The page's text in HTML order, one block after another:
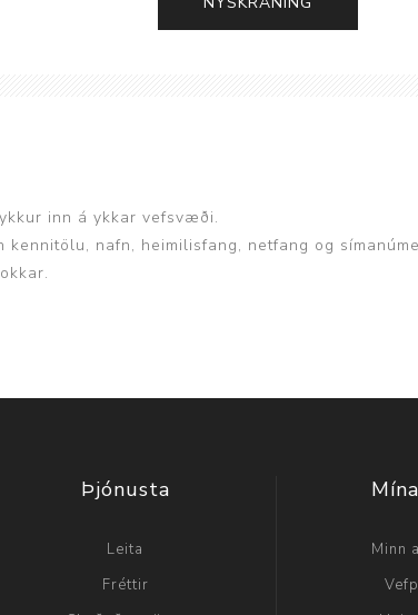
inn á ykkar vefsvæði.
nafn, heimilisfang, netfang og
Þjónusta
Leita
Fréttir
Minn